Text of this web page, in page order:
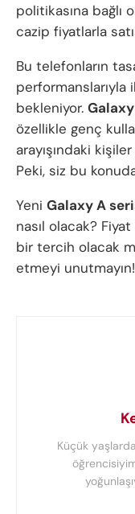
politikasına bağlı
cazip fiyatlarla
Bu telefonların
performanslarıyla
bekleniyor.
özellikle genç
arayışındaki
Peki, siz bu
Yeni Galaxy A
nasıl olacak?
bir tercih olacak
etmeyi unutmayın!
Küçük